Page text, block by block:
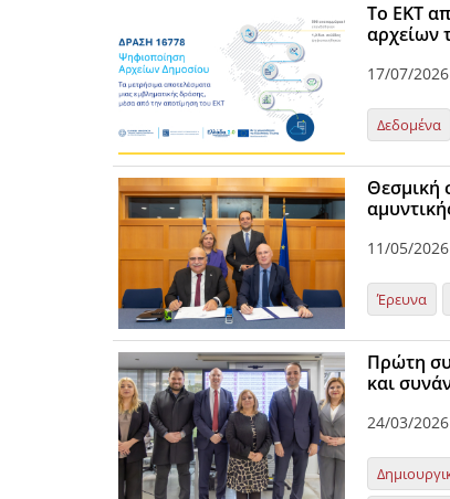
Το ΕΚΤ
αρχείων
17/07/2026
Δεδομένα
Θεσμική
11/05/2026
Έρευνα
Πρώτη
και
24/03/2026